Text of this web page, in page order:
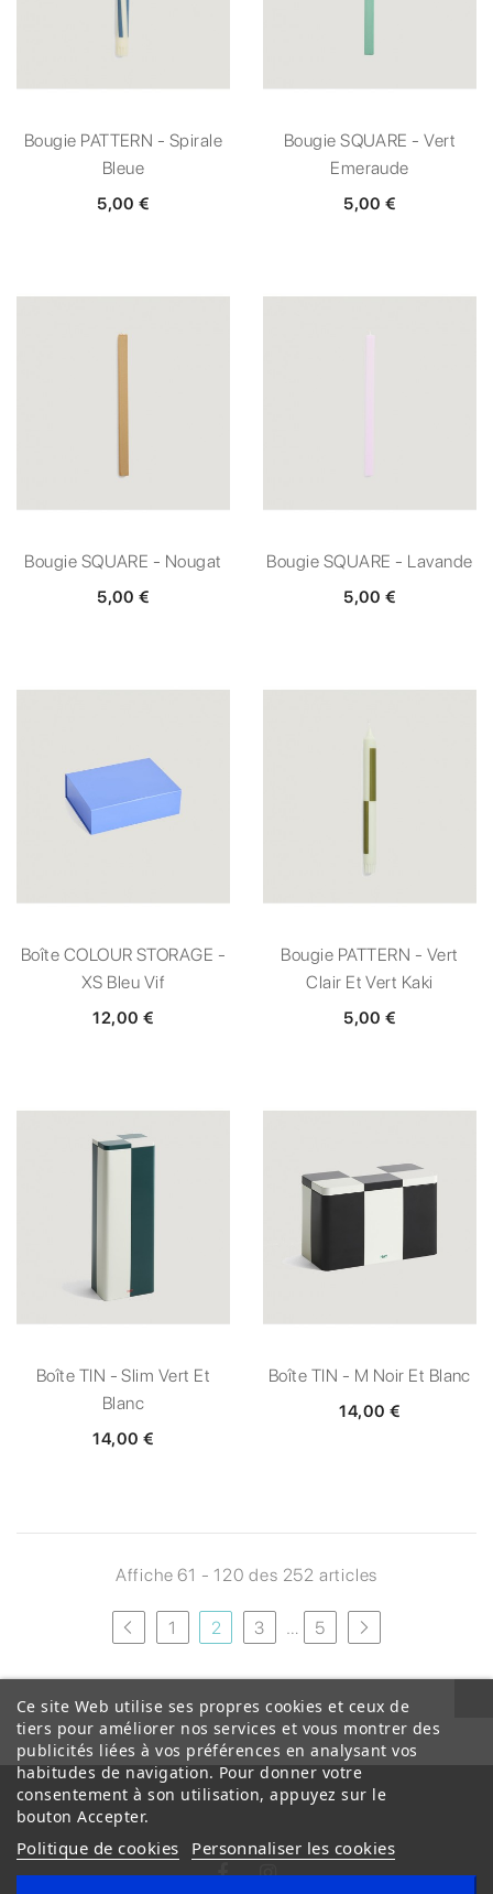
Bougie PATTERN - Spirale
Bleue
5,00 €
Bougie SQUARE - Vert
Emeraude
5,00 €
Bougie SQUARE - Nougat
5,00 €
Bougie SQUARE - Lavande
5,00 €
Boîte COLOUR STORAGE -
XS Bleu Vif
12,00 €
Bougie PATTERN - Vert
Clair Et Vert Kaki
5,00 €
Boîte TIN - Slim Vert Et
Blanc
14,00 €
Boîte TIN - M Noir Et Blanc
14,00 €
Affiche 61 - 120 des 252 articles
1 2 3 … 5
Ce site Web utilise ses propres cookies et ceux de
tiers pour améliorer nos services et vous montrer des
publicités liées à vos préférences en analysant vos
habitudes de navigation. Pour donner votre
consentement à son utilisation, appuyez sur le
bouton Accepter.
Politique de cookies Personnaliser les cookies